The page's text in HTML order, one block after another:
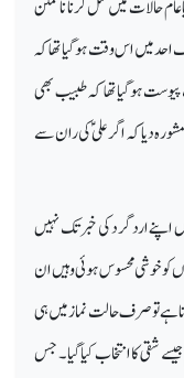
حالات میں قتل کرنا ناممکن
احد میں اس وقت ہوگیا تھا کہ
ہوگیا تھا کہ طبیب بھی
مشورہ دیا کہ اگر علیؑ کی ران سے
اپنے ارد گرد کی خبر تک نہیں
خوشی محسوس ہوئی وہیں ان
ہے تو صرف حالت نماز میں ہی
شقی کا انتخاب کیا گیا۔ جس